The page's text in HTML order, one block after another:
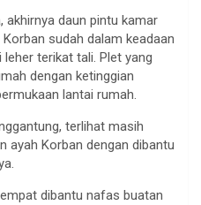
akhirnya daun pintu kamar
sudah dalam keadaan
terikat tali. Plet yang
dengan ketinggian
lantai rumah.
terlihat masih
ayah Korban dengan dibantu
dibantu nafas buatan